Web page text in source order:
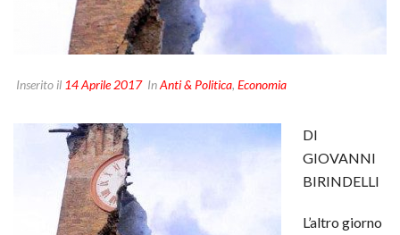
Inserito il 14 Aprile 2017 InAnti & Politica, Economia
DI
GIOVANNI
BIRINDELLI
L’altro giorno